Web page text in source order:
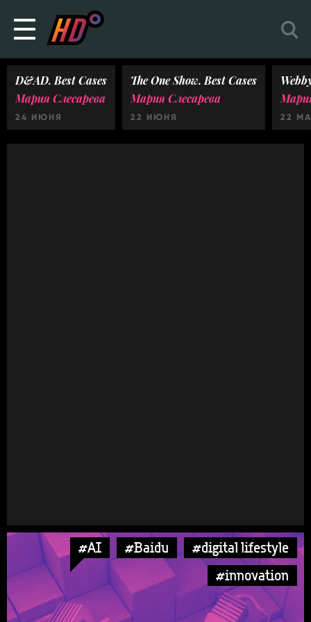
D&AD. Best Cases
Мария Слесарева
24 ИЮНЯ
The One Show. Best Cases
Мария Слесарева
22 ИЮНЯ 22
#AI #Baidu
#digital lifestyle
#innovation